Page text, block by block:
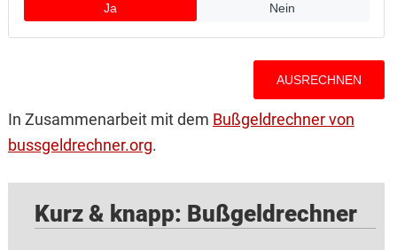
In Zusammenarbeit mit dem Bußgeldrechner von
bussgeldrechner.org.
Kurz & knapp: Bußgeldrechner